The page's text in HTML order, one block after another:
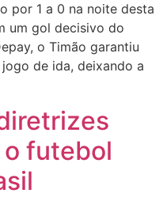
por 1 a 0 na noite desta
um gol decisivo do
o Timão garantiu
de ida, deixando a
futebol